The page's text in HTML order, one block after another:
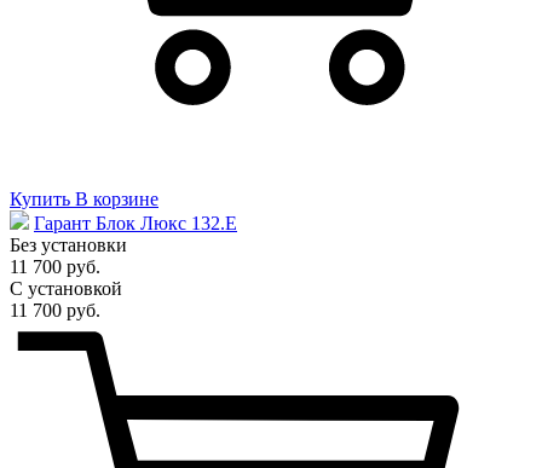
Купить В корзине
Гарант Блок Люкс 132.E
Без установки
11 700 руб.
С установкой
11 700 руб.